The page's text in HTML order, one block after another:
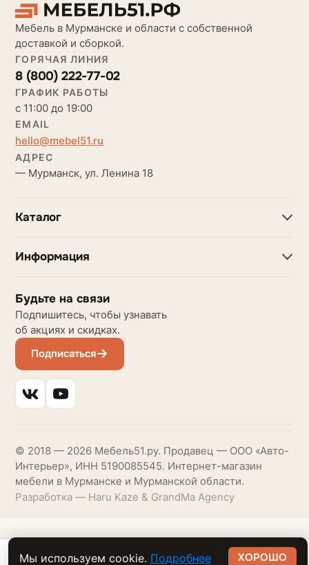
Мебель в Мурманске и области с собственной
доставкой и сборкой.
ГОРЯЧАЯ ЛИНИЯ
8 (800) 222-77-02
ГРАФИК РАБОТЫ
с 11:00 до 19:00
EMAIL
hello@mebel51.ru
АДРЕС
— Мурманск, ул. Ленина 18
Каталог
Информация
Будьте на связи
Подпишитесь, чтобы узнавать
об акциях и скидках.
Подписаться
© 2018 — 2026 Мебель51.ру. Продавец — ООО «Авто-
Интерьер», ИНН 5190085545. Интернет-магазин
мебели в Мурманске и Мурманской области.
Разработка — Haru Kaze & GrandMa Agency
Мы используем cookie. Подробнее ХОРОШО